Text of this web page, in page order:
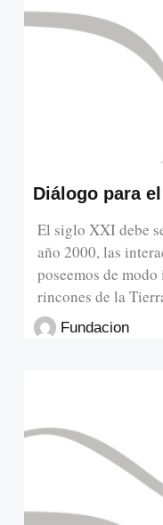
Diálogo para
El siglo XXI debe
año 2000, las
poseemos de
rincones de la
Fundacion